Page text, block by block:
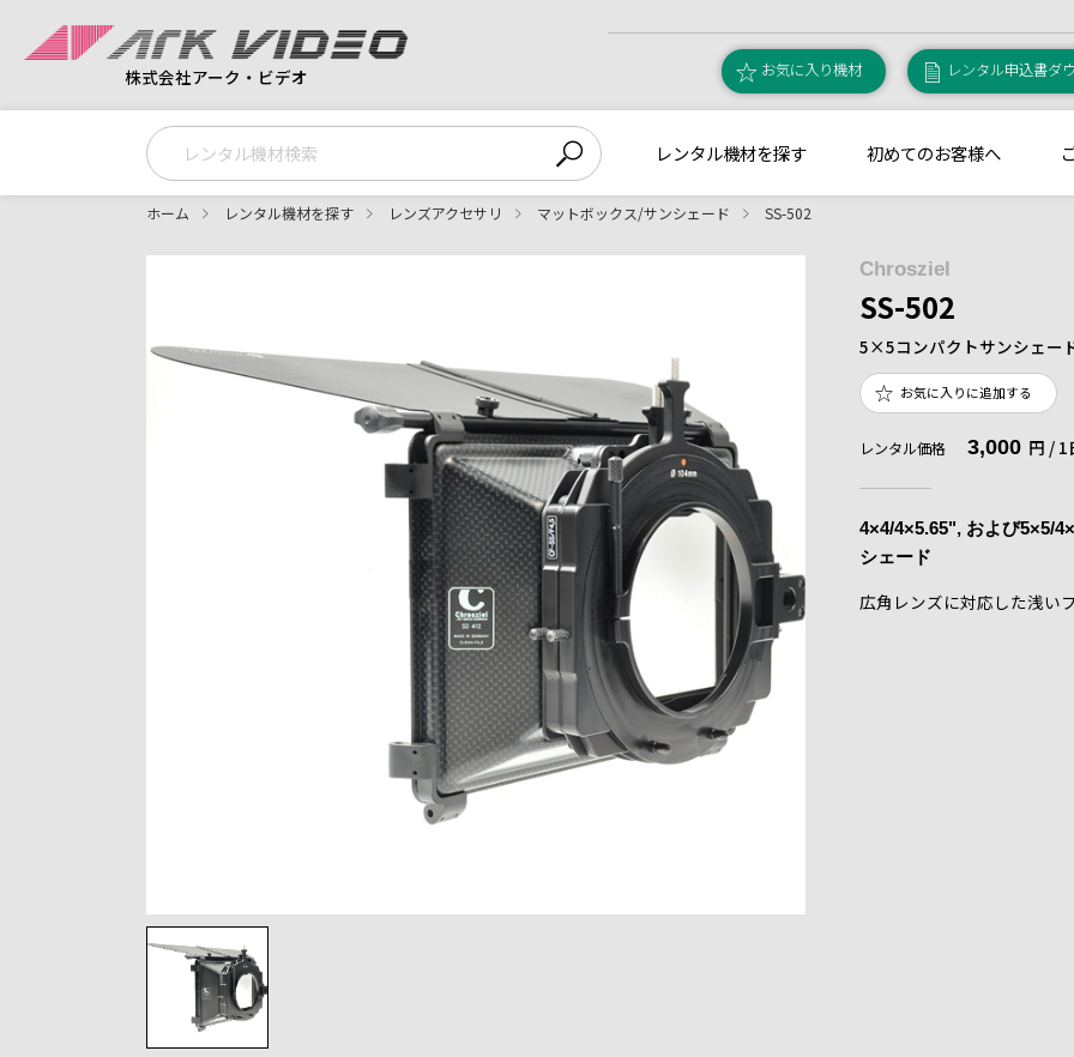
株式会社アーク・ビデオ お気に入り機材 レンタル申込書ダ
レンタル機材を探す 初めてのお客様へ
ホーム レンタル機材を探す レンズアクセサリ マットボックス/サンシェード SS-502
Chrosziel
SS-502
5×5コンパクトサンシェー
お気に入りに追加する
レンタル価格 3,000 円 / 1
4×4/4×5.65", および5×5/
シェード
広角レンズに対応した浅い